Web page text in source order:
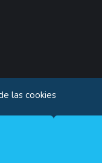
las cookies